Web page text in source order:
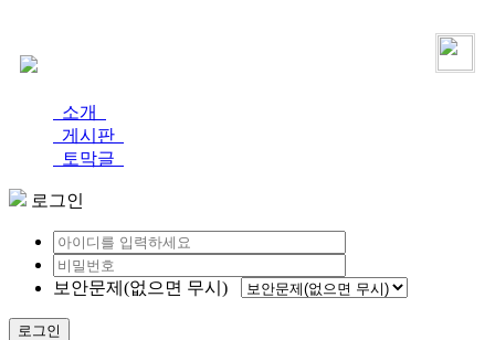
소개
게시판
토막글
로그인
보안문제(없으면 무시)
로그인